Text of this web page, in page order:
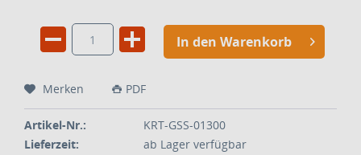
In den Warenkorb
Merken PDF
Artikel-Nr.:
KRT-GSS-01300
Lieferzeit:
ab Lager verfügbar